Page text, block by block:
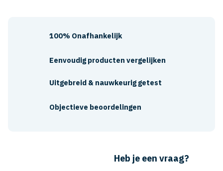
Heb je een vraag?
100% Onafhankelijk
Eenvoudig producten vergelijken
Uitgebreid & nauwkeurig getest
Objectieve beoordelingen